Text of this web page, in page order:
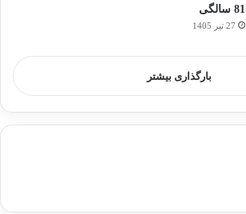
81 سالگی
27 تیر 1405
بارگذاری بیشتر